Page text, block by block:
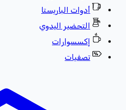
أدوات الباريستا
التحضير اليدوي
إكسسوارات
تصفيات